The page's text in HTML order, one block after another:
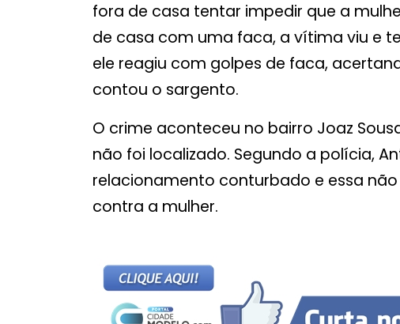
fora de casa tentar impedir que a
de casa com uma faca, a vítima viu e
ele reagiu com golpes de faca,
contou o sargento.
O crime aconteceu no bairro Joaz
não foi localizado. Segundo a polícia,
relacionamento conturbado e essa
contra a mulher.